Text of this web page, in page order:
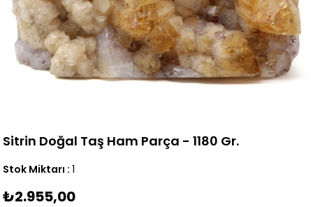
Sitrin Doğal Taş Ham Parça - 1180 Gr.
Stok Miktarı : 1
₺2.955,00